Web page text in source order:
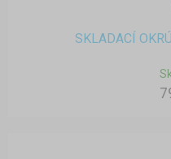
SKLADACÍ